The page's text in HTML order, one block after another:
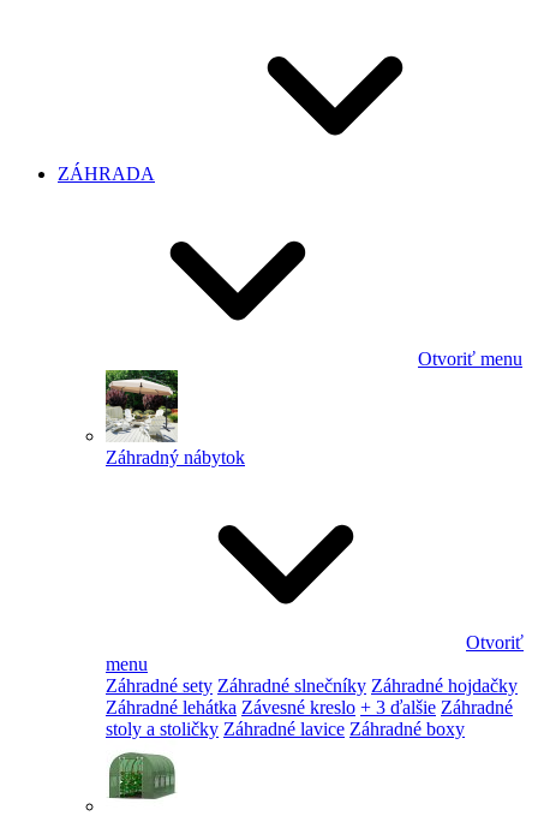
ZÁHRADA
Otvoriť menu
Záhradný nábytok
Otvoriť
menu
Záhradné sety Záhradné slnečníky Záhradné hojdačky
Záhradné lehátka Závesné kreslo + 3 ďalšie Záhradné
stoly a stoličky Záhradné lavice Záhradné boxy